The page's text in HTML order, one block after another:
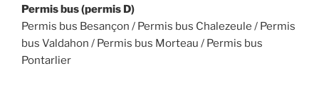
Permis bus (permis D)
Permis bus Besançon / Permis bus Chalezeule / Permis
bus Valdahon / Permis bus Morteau / Permis bus
Pontarlier